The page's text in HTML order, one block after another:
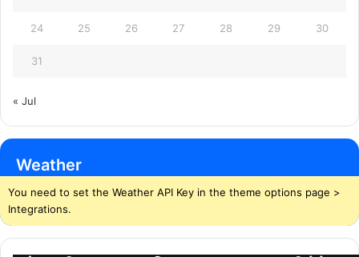
24 25 26 27 28 29 30
31
« Jul
Weather
You need to set the Weather API Key in the theme options page >
Integrations.